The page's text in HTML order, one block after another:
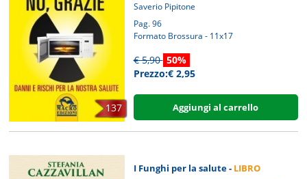
137
Saverio Pipitone
Pag. 96
Formato Brossura - 11x17
€ 5,90 50%
Prezzo:€ 2,95
Aggiungi al carrello
I Funghi per la salute - LIBRO